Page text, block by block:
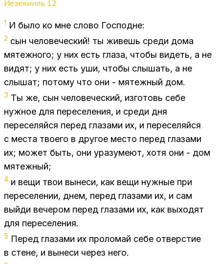
Иезекииль 12
1 И было ко мне сло­во Гос­подне:
2 сын че­ло­ве­че­ский! ты жи­вешь сре­ди дома
мя­теж­но­го; у них есть гла­за, что­бы ви­деть, а не
ви­дят; у них есть уши, что­бы слы­шать, а не
слы­шат; по­то­му что они - мя­теж­ный дом.
3 Ты же, сын че­ло­ве­че­ский, из­го­товь себе
нуж­ное для пе­ре­се­ле­ния, и сре­ди дня
пе­ре­се­ляй­ся пе­ред гла­за­ми их, и пе­ре­се­ляй­ся
с ме­ста тво­е­го в дру­гое ме­сто пе­ред гла­за­ми
их; мо­жет быть, они ура­зу­ме­ют, хотя они - дом
мя­теж­ный;
4 и вещи твои вы­не­си, как вещи нуж­ные при
пе­ре­се­ле­нии, днем, пе­ред гла­за­ми их, и сам
вый­ди ве­че­ром пе­ред гла­за­ми их, как вы­хо­дят
для пе­ре­се­ле­ния.
5 Пе­ред гла­за­ми их про­ло­май себе от­вер­стие
в стене, и вы­не­си че­рез него.